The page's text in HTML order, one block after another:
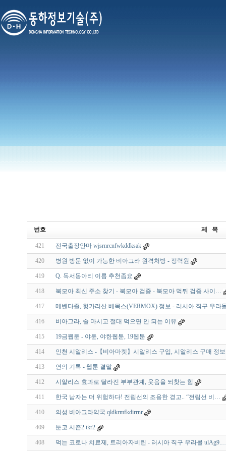
번호 제 목
421 전국출장안마 wjsrnrcnfwkddksak
420 병원 방문 없이 가능한 비아그라 원격처방 - 정력원
419 Q. 독서동아리 이름 추천좀요
418 북모아 최신 주소 찾기 - 북모아 검증 - 북모아 먹튀 검증 사이…
417 메벤다졸, 헝가리산 베목스(VERMOX) 정보 - 러시아 직구 우라
416 비아그라, 술 마시고 절대 먹으면 안 되는 이유
415 19금웹툰 - 야툰, 야한웹툰, 19웹툰
414 인천 시알리스 -【비아마켓】시알리스 구입, 시알리스 구매 정보
413 연의 기록 - 웹툰 결말
412 시알리스 효과로 달라진 부부관계, 웃음을 되찾는 힘
411 한국 남자는 더 위험하다! 전립선의 조용한 경고.. “전립선 비…
410 의성 비아그라약국 qldkrmfkdirrnr
409 툰코 시즌2 tkr2
408 먹는 코로나 치료제, 트리아자비린 - 러시아 직구 우라몰